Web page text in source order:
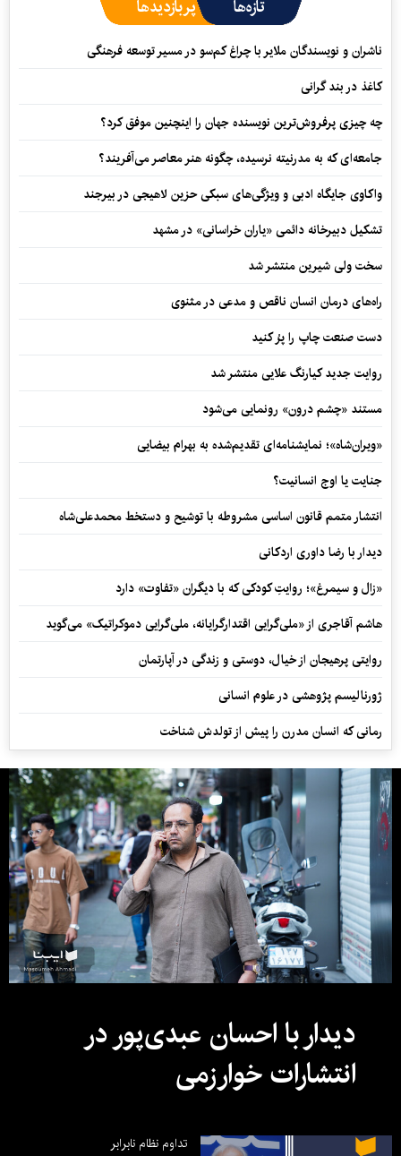
تازه‌ها پربازدیدها
ناشران و نویسندگان ملایر با چراغ کم‌سو در مسیر توسعه فرهنگی
کاغذ در بند گرانی
چه چیزی پرفروش‌ترین نویسنده جهان را اینچنین موفق کرد؟
جامعه‌ای که به مدرنیته نرسیده، چگونه هنر معاصر می‌آفریند؟
واکاوی جایگاه ادبی و ویژگی‌های سبکی حزین لاهیجی در بیرجند
تشکیل دبیرخانه دائمی «یاران خراسانی» در مشهد
سخت ولی شیرین منتشر شد
راه‌های درمان انسان ناقص و مدعی در مثنوی
دست صنعت چاپ را پرُ کنید
روایت جدید کیارنگ علایی منتشر شد
مستند «چشم درون» رونمایی می‌شود
«ویران‌شاه»؛ نمایشنامه‌ای تقدیم‌شده به بهرام بیضایی
جنایت یا اوج انسانیت؟
انتشار متمم قانون اساسی مشروطه با توشیح و دستخط محمدعلی‌شاه
دیدار با رضا داوری اردکانی
«زال و سیمرغ»؛ روایتِ کودکی که با دیگران «تفاوت» دارد
هاشم آقاجری از «ملی‌گرایی اقتدارگرایانه، ملی‌گرایی دموکراتیک» می‌گوید
روایتی پرهیجان از خیال، دوستی و زندگی در آپارتمان
ژورنالیسم پژوهشی در علوم انسانی
رمانی که انسان مدرن را پیش از تولدش شناخت
دیدار با احسان عبدی‌پور در
انتشارات خوارزمی
تداوم نظام نابرابر